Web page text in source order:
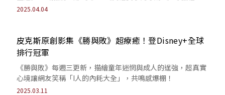
襲。
2025.04.04
皮克斯原創影集《勝與敗》超療癒！登Disney+全球
排行冠軍
《勝與敗》每週三更新，描繪童年迷惘與成人的逞強，超真實
心境讓網友笑稱「I人的內耗大全」，共鳴感爆棚！
2025.03.11